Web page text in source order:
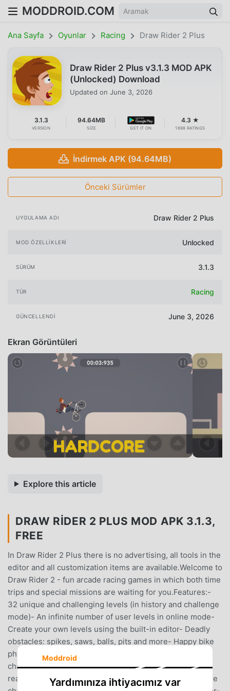
MODDROID.COM
Ana Sayfa Oyunlar Racing Draw Rider 2 Plus
Draw Rider 2 Plus v3.1.3 MOD APK
(Unlocked) Download
Updated on June 3, 2026
3.1.3
VERSION
94.64MB
SIZE GET IT ON
4.3 ★
1698 RATINGS
İndirmek APK (94.64MB)
Önceki Sürümler
UYGULAMA ADI Draw Rider 2 Plus
MOD ÖZELLIKLERI Unlocked
SÜRÜM 3.1.3
TÜR Racing
GÜNCELLENDI June 3, 2026
Ekran Görüntüleri
Explore this article
DRAW RIDER 2 PLUS MOD APK 3.1.3,
FREE
In Draw Rider 2 Plus there is no advertising, all tools in the
editor and all customization items are available.Welcome to
Draw Rider 2 - fun arcade racing games in which both time
trips and special missions are waiting for you.Features:-
32 unique and challenging levels (in history and challenge
mode)- An infinite number of user levels in online mode-
Create your own levels using the built-in editor- Deadly
obstacles: spikes, saws, balls, pits and more- Happy bike
physics, when it hits the wheels fall off- Unique walking
character physics- Advanced blood simulation (Behaves
realistically and gore remains on the walls)- Complete the
Moddroid
Yardımınıza ihtiyacımız var